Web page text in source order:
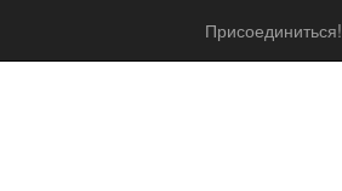
Присоединиться!